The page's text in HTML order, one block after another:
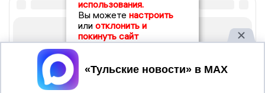
использования.
Вы можете настроить
или отклонить и
покинуть сайт
Принять